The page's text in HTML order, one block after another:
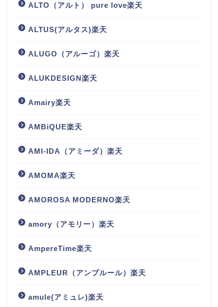
ALTO（アルト） pure love楽天
ALTUS(アルタス)楽天
ALUGO（アルーゴ）楽天
ALUKDESIGN楽天
Amairy楽天
AMBiQUE楽天
AMI-IDA（アミーダ）楽天
AMOMA楽天
AMOROSA MODERNO楽天
amory（アモリー）楽天
AmpereTime楽天
AMPLEUR（アンプルール）楽天
amule(アミュレ)楽天